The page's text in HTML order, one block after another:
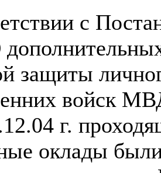
с
защиты
войск
г.
оклады